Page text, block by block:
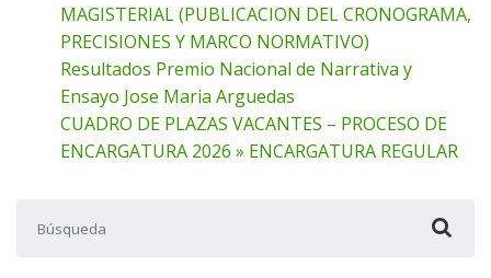
MAGISTERIAL (PUBLICACION DEL CRONOGRAMA,
PRECISIONES Y MARCO NORMATIVO)
Resultados Premio Nacional de Narrativa y
Ensayo Jose Maria Arguedas
CUADRO DE PLAZAS VACANTES – PROCESO DE
ENCARGATURA 2026 » ENCARGATURA REGULAR